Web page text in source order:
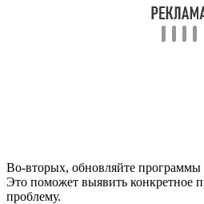
Во-вторых, обновляйте программы
Это поможет выявить конкретное
проблему.